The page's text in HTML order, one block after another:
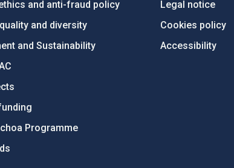
and anti-fraud policy
and diversity
and Sustainability
Programme
Legal notice
Cookies policy
Accessibility